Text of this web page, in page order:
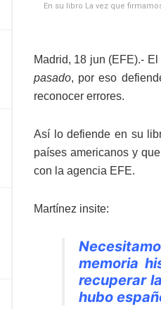
En su libro La vez que
Madrid, 18 jun (EFE).-
pasado, por eso
reconocer errores.
Así lo defiende en su
países americanos y
con la agencia EFE.
Martínez insite:
memoria
recuperar
hubo